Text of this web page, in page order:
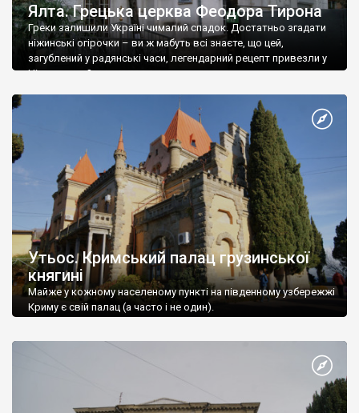
Ялта. Грецька церква Феодора Тирона
Греки залишили Україні чималий спадок. Достатньо згадати
ніжинські огірочки – ви ж мабуть всі знаєте, що цей,
загублений у радянські часи, легендарний рецепт привезли у
Ніжин греки?
Утьос. Кримський палац грузинської
княгині
Майже у кожному населеному пункті на південному узбережжі
Криму є свій палац (а часто і не один).